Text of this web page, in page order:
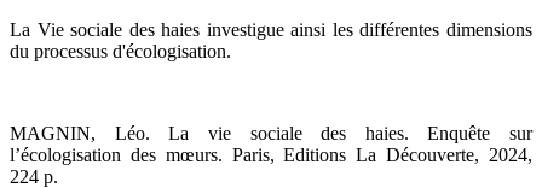
La Vie sociale des haies investigue ainsi les différentes dimensions
du processus d'écologisation.
MAGNIN, Léo. La vie sociale des haies. Enquête sur
l’écologisation des mœurs. Paris, Editions La Découverte, 2024,
224 p.